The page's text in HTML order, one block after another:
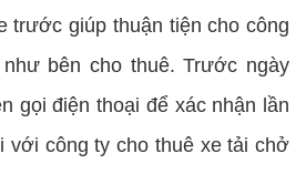
trước giúp thuận tiện cho công
bên cho thuê. Trước ngày
gọi điện thoại để xác nhận lần
với công ty cho thuê xe tải chở